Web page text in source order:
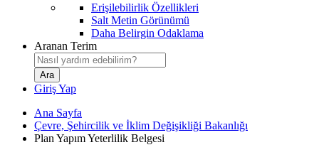
Erişilebilirlik Özellikleri
Salt Metin Görünümü
Daha Belirgin Odaklama
Aranan Terim
Giriş Yap
Ana Sayfa
Çevre, Şehircilik ve İklim Değişikliği Bakanlığı
Plan Yapım Yeterlilik Belgesi